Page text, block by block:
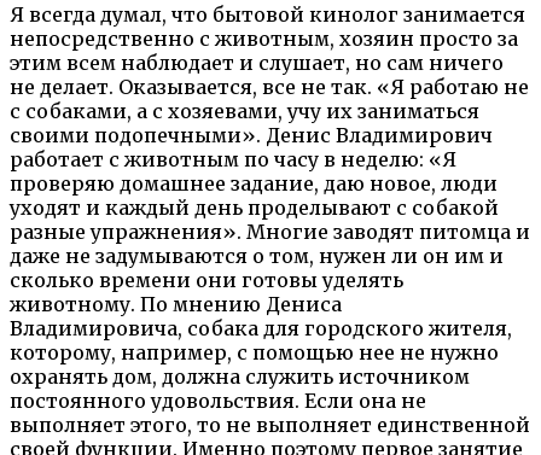
Я всегда думал, что бытовой кинолог занимается
непосредственно с животным, хозяин просто за
этим всем наблюдает и слушает, но сам ничего
не делает. Оказывается, все не так. «Я работаю не
с собаками, а с хозяевами, учу их заниматься
своими подопечными». Денис Владимирович
работает с животным по часу в неделю: «Я
проверяю домашнее задание, даю новое, люди
уходят и каждый день проделывают с собакой
разные упражнения». Многие заводят питомца и
даже не задумываются о том, нужен ли он им и
сколько времени они готовы уделять
животному. По мнению Дениса
Владимировича, собака для городского жителя,
которому, например, с помощью нее не нужно
охранять дом, должна служить источником
постоянного удовольствия. Если она не
выполняет этого, то не выполняет единственной
своей функции. Именно поэтому первое занятие